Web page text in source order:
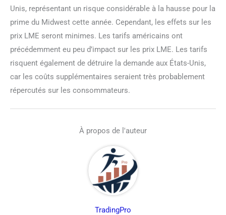
Unis, représentant un risque considérable à la hausse pour la
prime du Midwest cette année. Cependant, les effets sur les
prix LME seront minimes. Les tarifs américains ont
précédemment eu peu d’impact sur les prix LME. Les tarifs
risquent également de détruire la demande aux États-Unis,
car les coûts supplémentaires seraient très probablement
répercutés sur les consommateurs.
À propos de l'auteur
TradingPro